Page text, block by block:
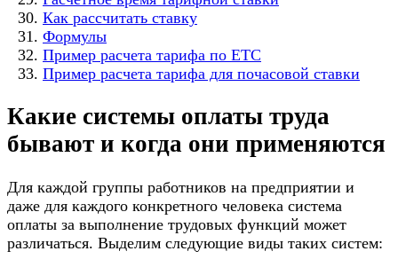
Как рассчитать ставку
Формулы
Пример расчета тарифа по ЕТС
Пример расчета тарифа для почасовой ставки
Какие системы оплаты труда
бывают и когда они применяются
Для каждой группы работников на предприятии и
даже для каждого конкретного человека система
оплаты за выполнение трудовых функций может
различаться. Выделим следующие виды таких систем: